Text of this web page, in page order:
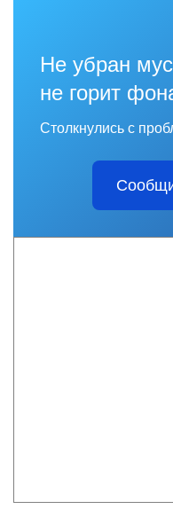
Не убран
не горит
Столкнулись с